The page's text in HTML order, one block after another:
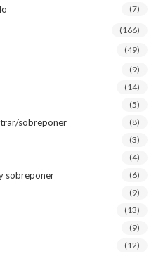
(7)
(166)
(49)
(9)
(14)
(5)
sobreponer (8)
(3)
(4)
sobreponer (6)
(9)
(13)
(9)
(12)